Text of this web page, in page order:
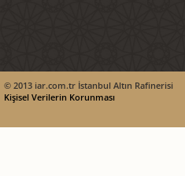
© 2013 iar.com.tr İstanbul Altın Rafinerisi
Kişisel Verilerin Korunması